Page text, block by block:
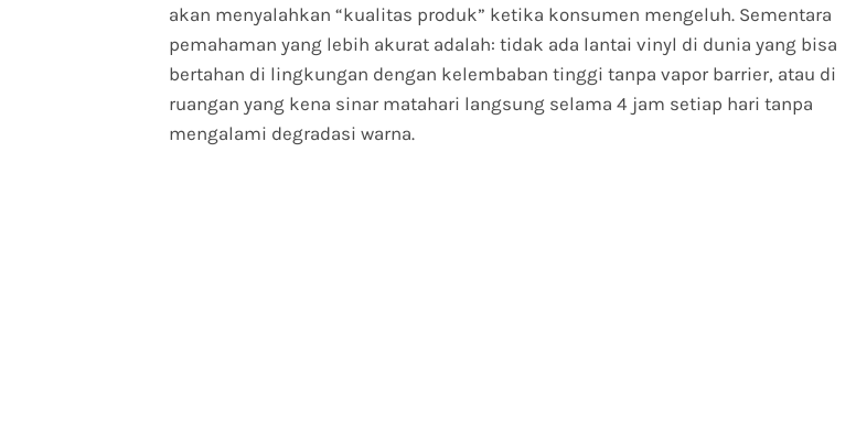
akan menyalahkan “kualitas produk” ketika konsumen mengeluh. Sementara
pemahaman yang lebih akurat adalah: tidak ada lantai vinyl di dunia yang bisa
bertahan di lingkungan dengan kelembaban tinggi tanpa vapor barrier, atau di
ruangan yang kena sinar matahari langsung selama 4 jam setiap hari tanpa
mengalami degradasi warna.